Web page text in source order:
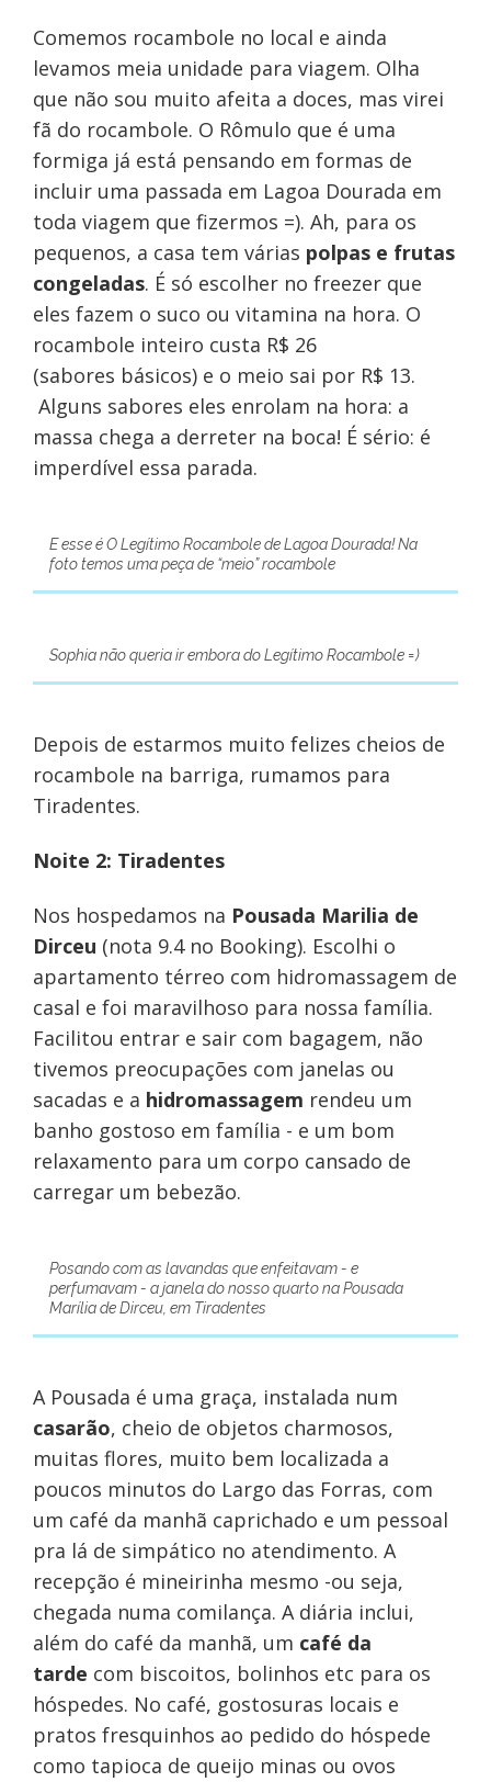
Comemos rocambole no local e ainda
levamos meia unidade para viagem. Olha
que não sou muito afeita a doces, mas virei
fã do rocambole. O Rômulo que é uma
formiga já está pensando em formas de
incluir uma passada em Lagoa Dourada em
toda viagem que fizermos =). Ah, para os
pequenos, a casa tem várias polpas e frutas
congeladas. É só escolher no freezer que
eles fazem o suco ou vitamina na hora. O
rocambole inteiro custa R$ 26
(sabores básicos) e o meio sai por R$ 13.
Alguns sabores eles enrolam na hora: a
massa chega a derreter na boca! É sério: é
imperdível essa parada.
E esse é O Legítimo Rocambole de Lagoa Dourada! Na
foto temos uma peça de “meio” rocambole
Sophia não queria ir embora do Legítimo Rocambole =)
Depois de estarmos muito felizes cheios de
rocambole na barriga, rumamos para
Tiradentes.
Noite 2: Tiradentes
Nos hospedamos na Pousada Marilia de
Dirceu (nota 9.4 no Booking). Escolhi o
apartamento térreo com hidromassagem de
casal e foi maravilhoso para nossa família.
Facilitou entrar e sair com bagagem, não
tivemos preocupações com janelas ou
sacadas e a hidromassagem rendeu um
banho gostoso em família - e um bom
relaxamento para um corpo cansado de
carregar um bebezão.
Posando com as lavandas que enfeitavam - e
perfumavam - a janela do nosso quarto na Pousada
Marília de Dirceu, em Tiradentes
A Pousada é uma graça, instalada num
casarão, cheio de objetos charmosos,
muitas flores, muito bem localizada a
poucos minutos do Largo das Forras, com
um café da manhã caprichado e um pessoal
pra lá de simpático no atendimento. A
recepção é mineirinha mesmo -ou seja,
chegada numa comilança. A diária inclui,
além do café da manhã, um café da
tarde com biscoitos, bolinhos etc para os
hóspedes. No café, gostosuras locais e
pratos fresquinhos ao pedido do hóspede
como tapioca de queijo minas ou ovos